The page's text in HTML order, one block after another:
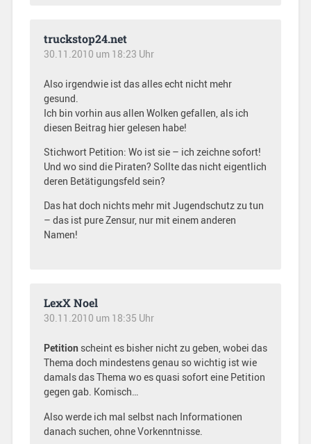
truckstop24.net
30.11.2010 um 18:23 Uhr
Also irgendwie ist das alles echt nicht mehr
gesund.
Ich bin vorhin aus allen Wolken gefallen, als ich
diesen Beitrag hier gelesen habe!
Stichwort Petition: Wo ist sie – ich zeichne sofort!
Und wo sind die Piraten? Sollte das nicht eigentlich
deren Betätigungsfeld sein?
Das hat doch nichts mehr mit Jugendschutz zu tun
– das ist pure Zensur, nur mit einem anderen
Namen!
LexX Noel
30.11.2010 um 18:35 Uhr
Petitionscheint es bisher nicht zu geben, wobei das
Thema doch mindestens genau so wichtig ist wie
damals das Thema wo es quasi sofort eine Petition
gegen gab. Komisch…
Also werde ich mal selbst nach Informationen
danach suchen, ohne Vorkenntnisse.